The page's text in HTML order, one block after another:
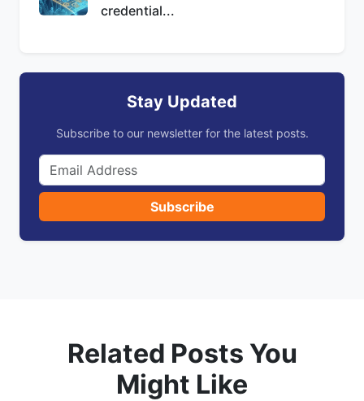
credential...
Stay Updated
Subscribe to our newsletter for the latest posts.
Subscribe
Related Posts You
Might Like